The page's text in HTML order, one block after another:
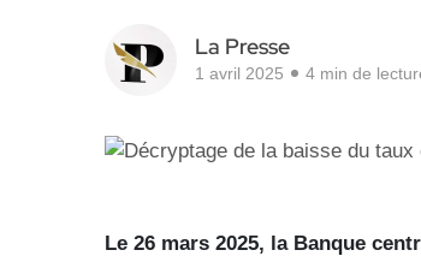
La Presse
1 avril 2025 4 min de
Le 26 mars 2025, la Banque